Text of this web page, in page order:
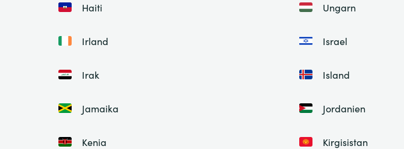
Haiti Ungarn
Irland Israel
Irak Island
Jamaika Jordanien
Kenia Kirgisistan